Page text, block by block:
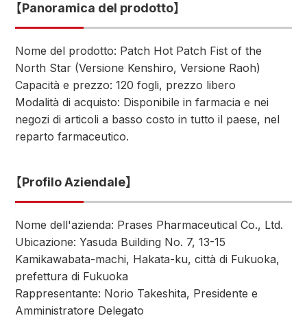
【Panoramica del prodotto】
Nome del prodotto: Patch Hot Patch Fist of the
North Star (Versione Kenshiro, Versione Raoh)
Capacità e prezzo: 120 fogli, prezzo libero
Modalità di acquisto: Disponibile in farmacia e nei
negozi di articoli a basso costo in tutto il paese, nel
reparto farmaceutico.
【Profilo Aziendale】
Nome dell'azienda: Prases Pharmaceutical Co., Ltd.
Ubicazione: Yasuda Building No. 7, 13-15
Kamikawabata-machi, Hakata-ku, città di Fukuoka,
prefettura di Fukuoka
Rappresentante: Norio Takeshita, Presidente e
Amministratore Delegato